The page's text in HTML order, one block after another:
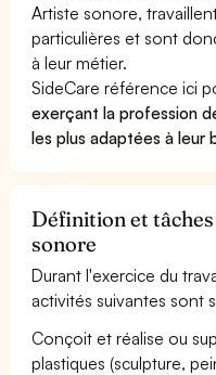
Artiste sonore,
particulières et sont
à leur métier.
SideCare référence ici
exerçant la profession
les plus adaptées à leur
Définition et
sonore
Durant l'exercice du
activités suivantes sont
Conçoit et réalise ou
plastiques (sculpture,